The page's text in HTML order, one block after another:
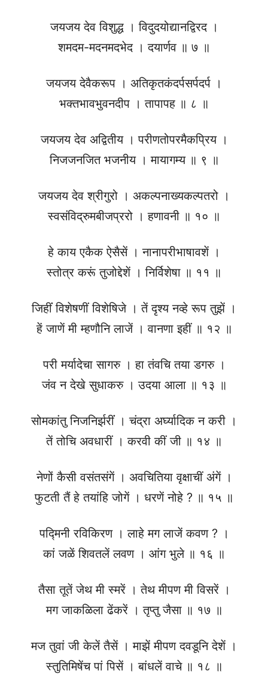
जयजय देव विशुद्ध । विदुदयोद्यानद्विरद ।
शमदम-मदनमदभेद । दयार्णव ॥ ७ ॥
जयजय देवैकरूप । अतिकृतकंदर्पसर्पदर्प ।
भक्तभावभुवनदीप । तापापह ॥ ८ ॥
जयजय देव अद्वितीय । परीणतोपरमैकप्रिय ।
निजजनजित भजनीय । मायागम्य ॥ ९ ॥
जयजय देव श्रीगुरो । अकल्पनाख्यकल्पतरो ।
स्वसंविद्रुमबीजप्ररो । हणावनी ॥ १० ॥
हे काय एकैक ऐसैसें । नानापरीभाषावशें ।
स्तोत्र करूं तुजोद्देशें । निर्विशेषा ॥ ११ ॥
जिहींं विशेषणीं विशेषिजे । तें दृश्य नव्हे रूप तुझें ।
हें जाणें मी म्हणौनि लाजें । वानणा इहीं ॥ १२ ॥
परी मर्यादेचा सागरु । हा तंवचि तया डगरु ।
जंव न देखे सुधाकरु । उदया आला ॥ १३ ॥
सोमकांतु निजनिर्झरींं । चंद्रा अर्घ्यादिक न करी ।
तें तोचि अवधारीं । करवी कीं जी ॥ १४ ॥
नेणों कैसी वसंतसंगें । अवचितिया वृक्षाचीं अंगें ।
फुटती तैं हे तयांहि जोगें । धरणें नोहे ? ॥ १५ ॥
पद्मिनी रविकिरण । लाहे मग लाजें कवण ? ।
कां जळें शिवतलें लवण । आंग भुले ॥ १६ ॥
तैसा तूतें जेथ मी स्मरें । तेथ मीपण मी विसरें ।
मग जाकळिला ढेंकरें । तृप्तु जैसा ॥ १७ ॥
मज तुवां जी केलें तैसें । माझें मीपण दवडूनि देशें ।
स्तुतिमिषेंच पां पिसें । बांधलें वाचे ॥ १८ ॥